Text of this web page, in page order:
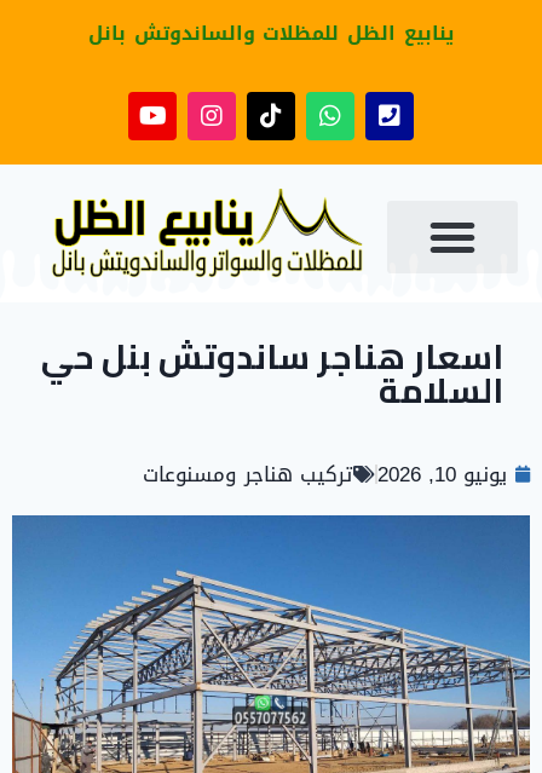
ينابيع الظل للمظلات والساندوتش بانل
اسعار هناجر ساندوتش بنل حي
السلامة
يونيو 10, 2026 تركيب هناجر ومسنوعات